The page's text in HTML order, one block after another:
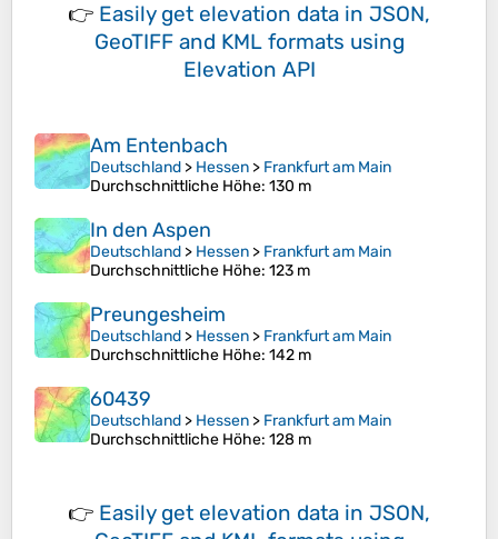
👉 Easily get elevation data in JSON,
GeoTIFF and KML formats using
Elevation API
Am Entenbach
Deutschland > Hessen > Frankfurt am Main
Durchschnittliche Höhe: 130 m
In den Aspen
Deutschland > Hessen > Frankfurt am Main
Durchschnittliche Höhe: 123 m
Preungesheim
Deutschland > Hessen > Frankfurt am Main
Durchschnittliche Höhe: 142 m
60439
Deutschland > Hessen > Frankfurt am Main
Durchschnittliche Höhe: 128 m
👉 Easily get elevation data in JSON,